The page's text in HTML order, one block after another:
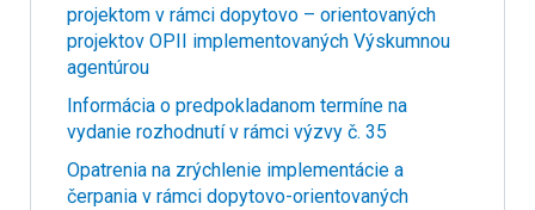
projektom v rámci dopytovo – orientovaných
projektov OPII implementovaných Výskumnou
agentúrou
Informácia o predpokladanom termíne na
vydanie rozhodnutí v rámci výzvy č. 35
Opatrenia na zrýchlenie implementácie a
čerpania v rámci dopytovo-orientovaných